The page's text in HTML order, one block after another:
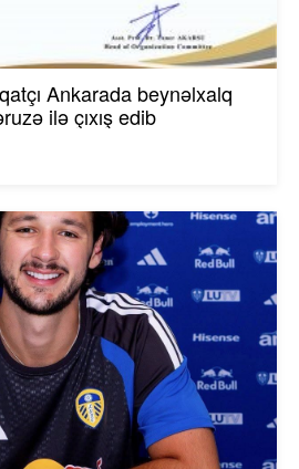
Ankarada beynəlxalq
ilə çıxış edib